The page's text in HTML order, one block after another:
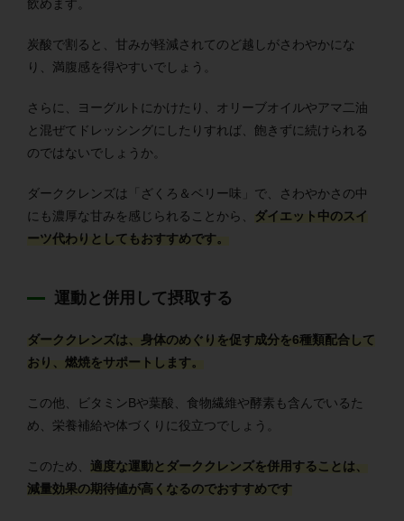
飲めます。
炭酸で割ると、甘みが軽減されてのど越しがさわやかにな
り、満腹感を得やすいでしょう。
さらに、ヨーグルトにかけたり、オリーブオイルやアマ二油
と混ぜてドレッシングにしたりすれば、飽きずに続けられる
のではないでしょうか。
ダーククレンズは「ざくろ＆ベリー味」で、さわやかさの中
にも濃厚な甘みを感じられることから、 ダイエット中のスイ
ーツ代わりとしてもおすすめです。
運動と併用して摂取する
ダーククレンズは、身体のめぐりを促す成分を6種類配合して
おり、燃焼をサポートします。
この他、ビタミンBや葉酸、食物繊維や酵素も含んでいるた
め、栄養補給や体づくりに役立つでしょう。
このため、 適度な運動とダーククレンズを併用することは、
減量効果の期待値が高くなるのでおすすめです